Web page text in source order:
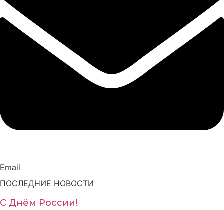
Email
ПОСЛЕДНИЕ НОВОСТИ
С Днём России!